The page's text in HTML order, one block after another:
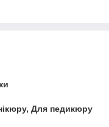
Для педикюру